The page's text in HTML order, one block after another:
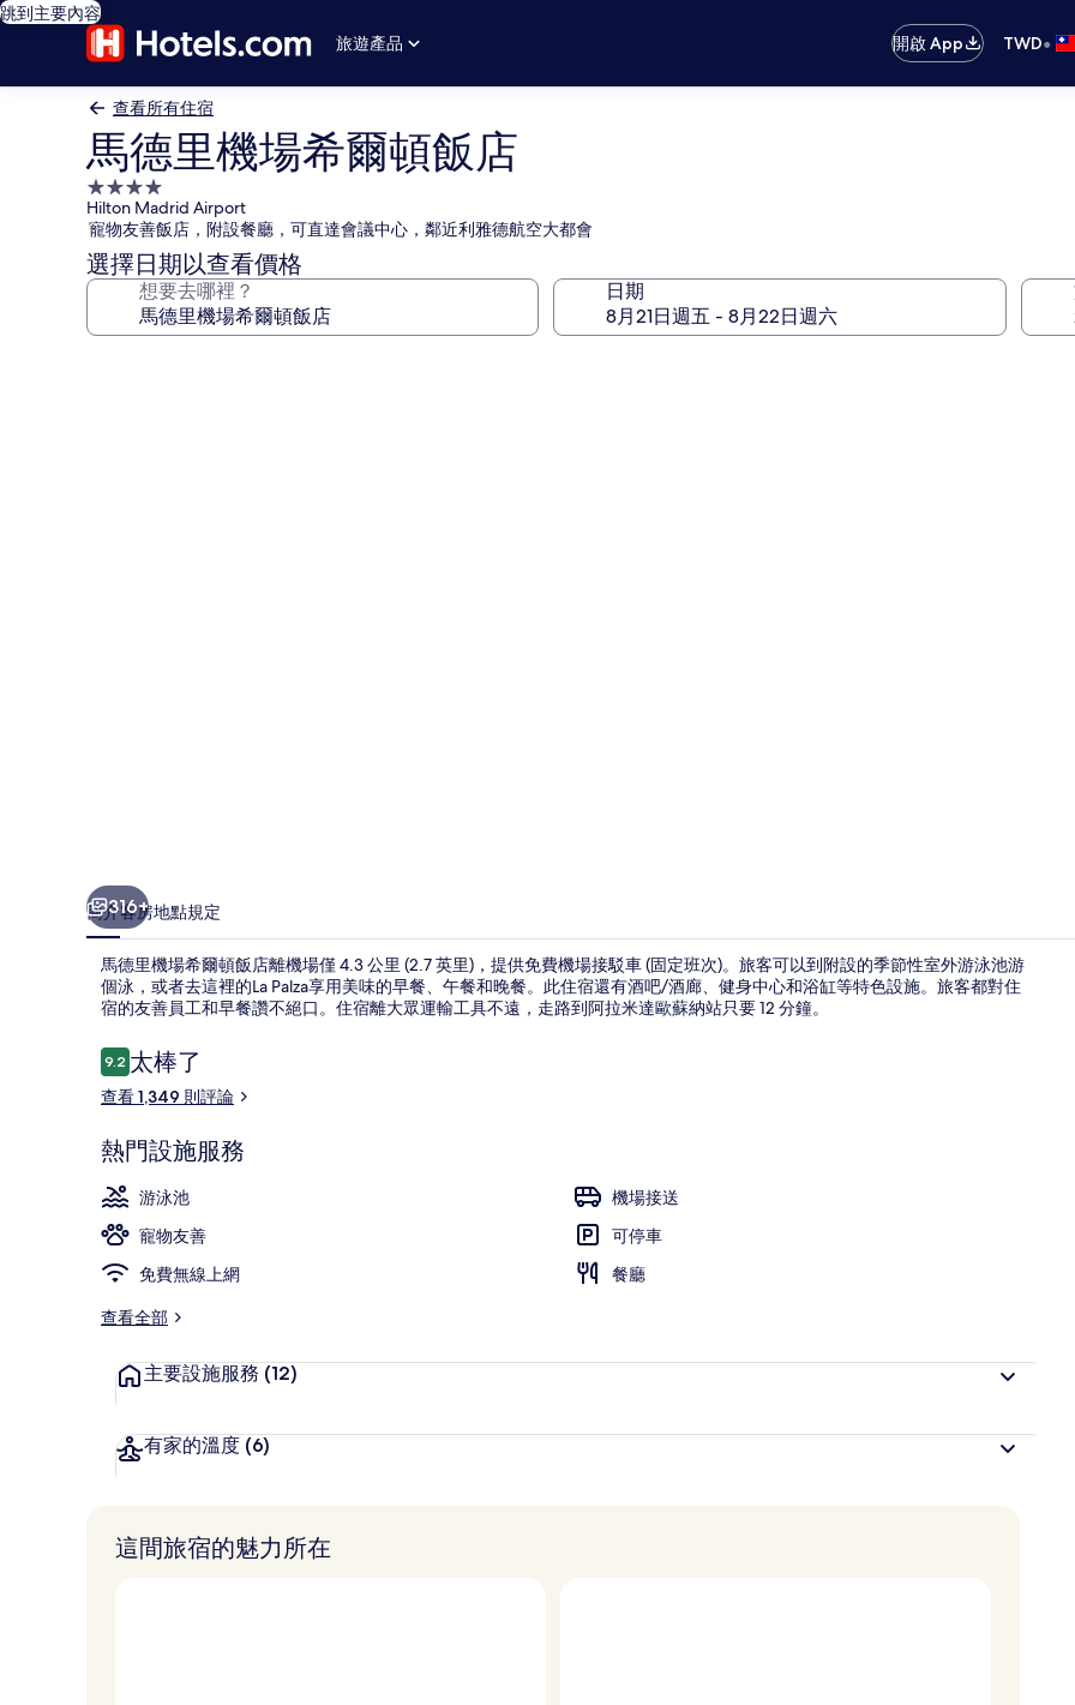
跳到主要內容
旅遊產品
開啟 App TWD•
查看所有住宿
馬德里機場希爾頓飯店
4.0
星
級
住
宿
Hilton Madrid Airport
寵物友善飯店，附設餐廳，可直達會議中心，鄰近利雅德航空大都會
選擇日期以查看價格
想要去哪裡？ 日期
316+
簡介客房地點規定
馬德里機場希爾頓飯店離機場僅 4.3 公里 (2.7 英里)，提供免費機場接駁車 (固定班次)。旅客可以到附設的季節性室外游泳池游
個泳，或者去這裡的La Palza享用美味的早餐、午餐和晚餐。此住宿還有酒吧/酒廊、健身中心和浴缸等特色設施。旅客都對住
宿的友善員工和早餐讚不絕口。住宿離大眾運輸工具不遠，走路到阿拉米達歐蘇納站只要 12 分鐘。
評
論
9.29.2 分，滿分 10 分，
太棒了
查看 1,349 則評論
熱門設施服務
游泳池
機場接送
寵物友善
可停車
免費無線上網
餐廳
查看全部
主要設施服務 (12)
有家的溫度 (6)
這間旅宿的魅力所在